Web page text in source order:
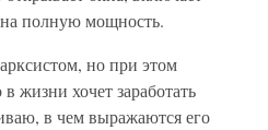
на полную мощность.
но при этом
жизни хочет заработать
в чем выражаются его